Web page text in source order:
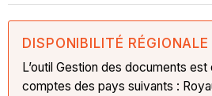
DISPONIBILITÉ RÉGIONALE
L’outil Gestion des documents
comptes des pays suivants :